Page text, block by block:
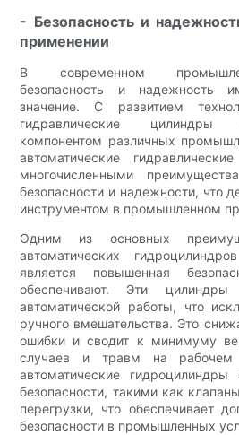
- Безопасность и
применении
В современном
безопасность и надежность
значение. С развитием
гидравлические
компонентом различных
автоматические
многочисленными
безопасности и надежности, что
инструментом в промышленном
Одним из основных
автоматических
является повышенная
обеспечивают. Эти цилиндры
автоматической работы, что
ручного вмешательства. Это
ошибки и сводит к минимуму
случаев и травм на
автоматические
безопасности, такими как
перегрузки, что обеспечивает
безопасности в промышленных